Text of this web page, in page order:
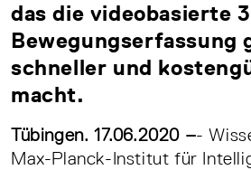
das die videobasierte
Bewegungserfassung
schneller und
macht.
Tübingen. 17.06.2020 –-
Max-Planck-Institut für